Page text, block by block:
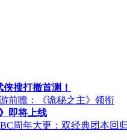
搜打撤首测！
前瞻：《诡秘之主》领衔
即将上线
周年大更：双经典团本回归